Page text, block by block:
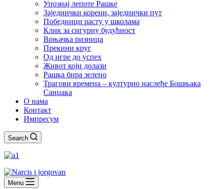
Упознај лепоте Рашке
Заједнички корени, заједнички пут
Победници расту у школама
Клик за сигурну будућност
Врњачка ризница
Прекини круг
Од игре до успех
Живот који долази
Рашка бира зелено
Трагови времена – културно наслеђе Бошњака
Санџака
О нама
Контакт
Импресум
Search
Menu